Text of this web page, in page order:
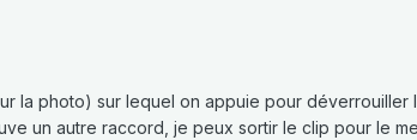
la photo) sur lequel on appuie pour
un autre raccord, je peux sortir le clip pour le